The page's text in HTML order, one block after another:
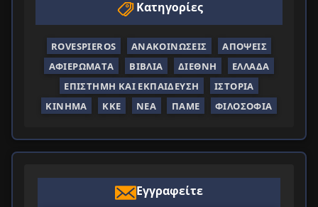
Κατηγορίες
ROVESPIEROS ΑΝΑΚΟΙΝΏΣΕΙΣ
ΑΠΌΨΕΙΣ
ΑΦΙΕΡΏΜΑΤΑ
ΒΙΒΛΊΑ ΔΙΕΘΝΉ
ΕΛΛΆΔΑ
ΕΠΙΣΤΉΜΗ ΚΑΙ ΕΚΠΑΊΔΕΥΣΗ
ΙΣΤΟΡΊΑ
ΚΊΝΗΜΑ
ΚΚΕ ΝΈΑ ΠΑΜΕ ΦΙΛΟΣΟΦΊΑ
Εγγραφείτε